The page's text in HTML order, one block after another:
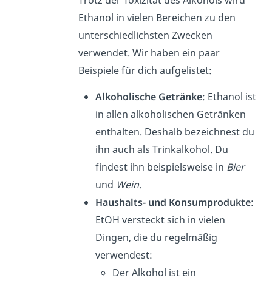
Ethanol in vielen Bereichen zu den
unterschiedlichsten Zwecken
verwendet. Wir haben ein paar
Beispiele für dich aufgelistet:
Alkoholische Getränke: Ethanol ist
in allen alkoholischen Getränken
enthalten. Deshalb bezeichnest du
ihn auch als Trinkalkohol. Du
findest ihn beispielsweise in Bier
und Wein.
Haushalts- und Konsumprodukte:
EtOH versteckt sich in vielen
Dingen, die du regelmäßig
verwendest:
Der Alkohol ist ein